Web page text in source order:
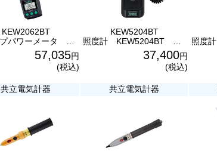
KEW2062BT
57,035円
(税込)
KEW5204BT
37,400円
(税込)
共立電気計器 共立電気計器